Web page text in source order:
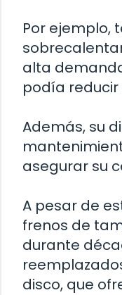
Por ejemplo,
alta
podía reducir
Además, su
asegurar su
A pesar de
frenos de
durante
disco, que